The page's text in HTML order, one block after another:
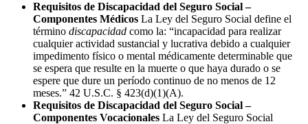
Requisitos de Discapacidad del Seguro Social –
Componentes Médicos La Ley del Seguro Social define el
término discapacidad como la: “incapacidad para realizar
cualquier actividad sustancial y lucrativa debido a cualquier
impedimento físico o mental médicamente determinable que
se espera que resulte en la muerte o que haya durado o se
espere que dure un período continuo de no menos de 12
meses.” 42 U.S.C. § 423(d)(1)(A).
Requisitos de Discapacidad del Seguro Social –
Componentes Vocacionales La Ley del Seguro Social